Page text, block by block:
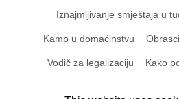
Iznajmljivanje smještaja u
Kamp u domaćinstvu
Vodič za legalizaciju Kako